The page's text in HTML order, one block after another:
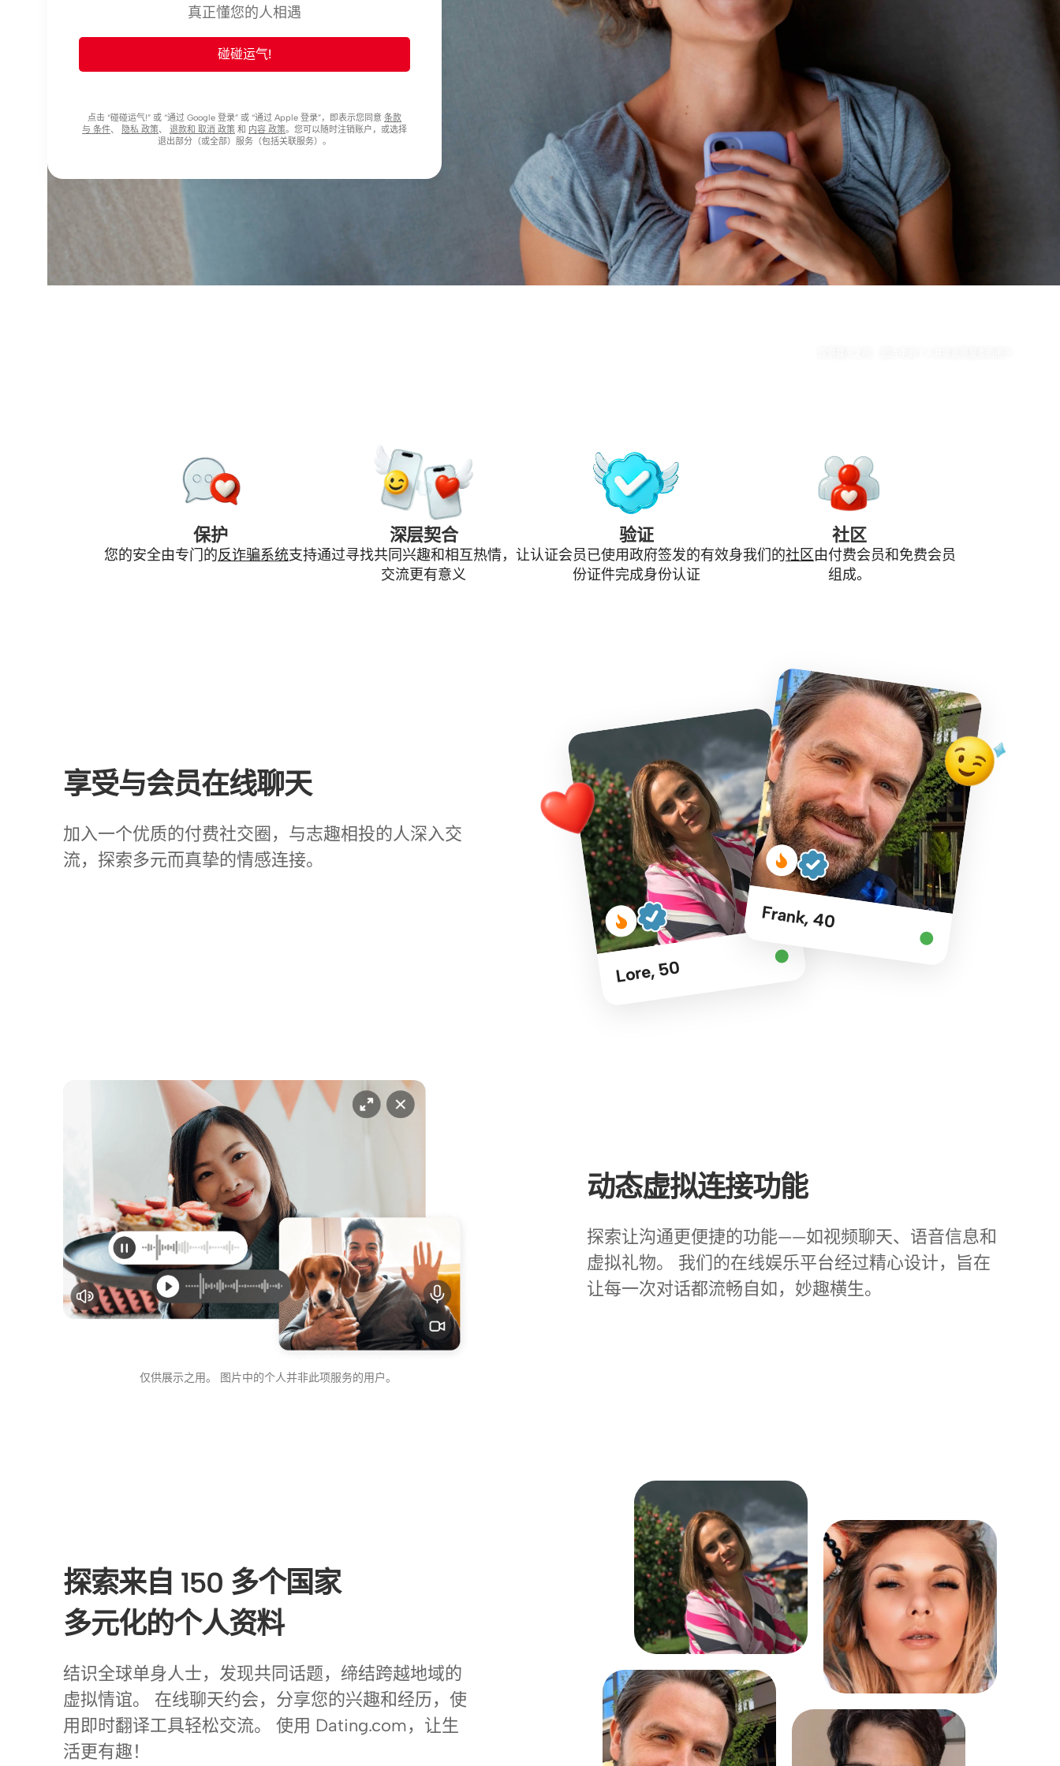
真正懂您的人相遇
碰碰运气!
点击 “碰碰运气!” 或 “通过 Google 登录” 或 “通过 Apple 登录”，即表示您同意 条款
与 条件、 隐私 政策、 退款和 取消 政策 和 内容 政策。您可以随时注销账户，或选择
退出部分（或全部）服务（包括关联服务）。
保护
您的安全由专门的反诈骗系统支持
深层契合
通过寻找共同兴趣和相互热情，让
交流更有意义
验证
认证会员已使用政府签发的有效身
份证件完成身份认证
社区
我们的社区由付费会员和免费会员
组成。
享受与会员在线聊天
加入一个优质的付费社交圈，与志趣相投的人深入交
流，探索多元而真挚的情感连接。
Lore, 50
Frank, 40
动态虚拟连接功能
探索让沟通更便捷的功能——如视频聊天、语音信息和
虚拟礼物。 我们的在线娱乐平台经过精心设计，旨在
让每一次对话都流畅自如，妙趣横生。
仅供展示之用。 图片中的个人并非此项服务的用户。
探索来自 150 多个国家
多元化的个人资料
结识全球单身人士，发现共同话题，缔结跨越地域的
虚拟情谊。 在线聊天约会，分享您的兴趣和经历，使
用即时翻译工具轻松交流。 使用 Dating.com，让生
活更有趣！